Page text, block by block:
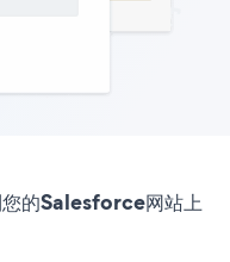
的Salesforce网站上